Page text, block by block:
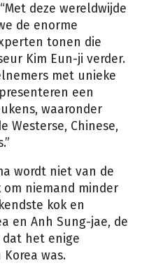
deze wereldwijde
de enorme
tonen die
Kim Eun-ji verder.
met unieke
een
waaronder
Westerse, Chinese,
wordt niet van de
niemand minder
kok en
en Anh Sung-jae, de
dat het enige
was.